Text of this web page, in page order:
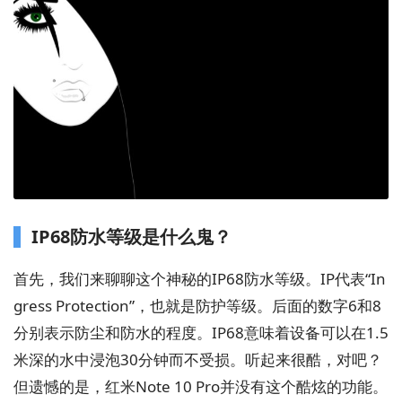
IP68防水等级是什么鬼？
首先，我们来聊聊这个神秘的IP68防水等级。IP代表“In
gress Protection”，也就是防护等级。后面的数字6和8
分别表示防尘和防水的程度。IP68意味着设备可以在1.5
米深的水中浸泡30分钟而不受损。听起来很酷，对吧？
但遗憾的是，红米Note 10 Pro并没有这个酷炫的功能。